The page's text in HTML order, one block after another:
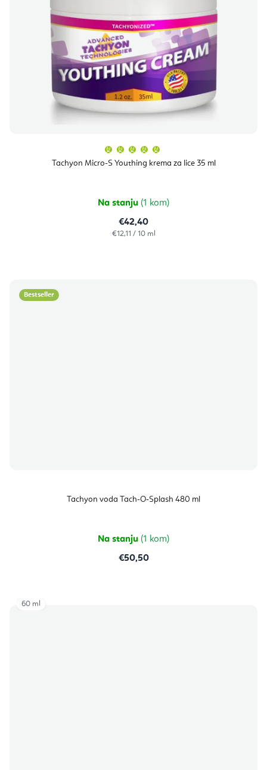
Tachyon Micro-S Youthing krema za lice 35 ml
proizvoda
je
zvjezdica.
Na stanju (1 kom)
€42,40
Izračunaj
€12,11 / 10 ml
Bestseller
Tachyon voda Tach-O-Splash 480 ml
Na stanju (1 kom)
€50,50
60 ml